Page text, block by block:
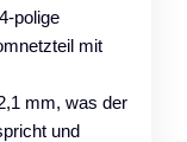
polige
mit
mm, was der
und